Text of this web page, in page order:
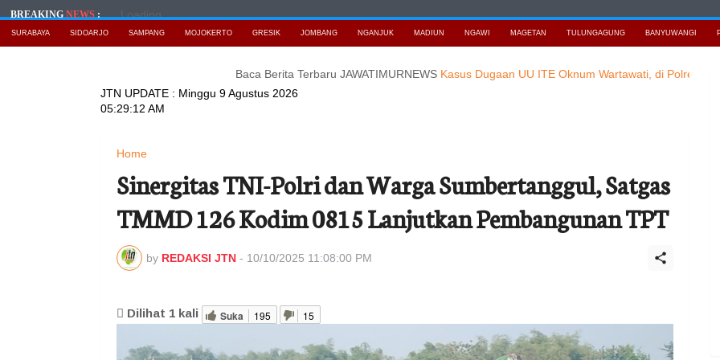
BREAKINGNEWS: Loading...
SURABAYA SIDOARJO SAMPANG MOJOKERTO GRESIK JOMBANG NGANJUK MADIUN NGAWI MAGETAN TULUNGAGUNG BANYUWANGI
Baca Berita Terbaru JAWATIMURNEWSKasus Dugaan UU ITE Oknum Wartawati, di Polres Pasuruan
JTN UPDATE : Minggu 9 Agustus 2026
05:29:14 AM
Home
Sinergitas TNI-Polri dan Warga Sumbertanggul, Satgas
TMMD 126 Kodim 0815 Lanjutkan Pembangunan TPT
by REDAKSI JTN - 10/10/2025 11:08:00 PM
Dilihat 1 kali Suka 195 15